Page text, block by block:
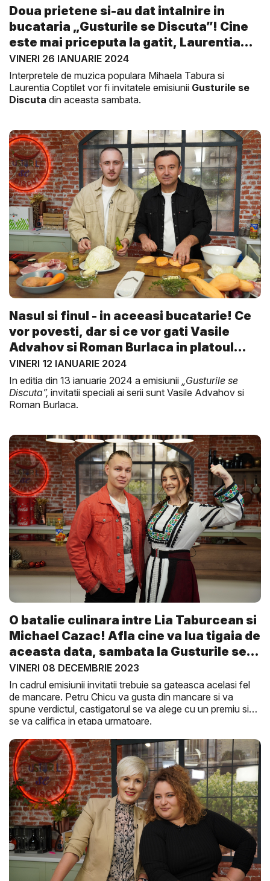
Doua prietene si-au dat intalnire in
bucataria „Gusturile se Discuta”! Cine
este mai priceputa la gatit, Laurentia
C...
VINERI 26 IANUARIE 2024
Interpretele de muzica populara Mihaela Tabura si
Laurentia Coptilet vor fi invitatele emisiunii Gusturile se
Discuta din aceasta sambata.
Nasul si finul - in aceeasi bucatarie! Ce
vor povesti, dar si ce vor gati Vasile
Advahov si Roman Burlaca in platoul
Gu...
VINERI 12 IANUARIE 2024
In editia din 13 ianuarie 2024 a emisiunii „Gusturile se
Discuta”, invitatii speciali ai serii sunt Vasile Advahov si
Roman Burlaca.
O batalie culinara intre Lia Taburcean si
Michael Cazac! Afla cine va lua tigaia de
aceasta data, sambata la Gusturile se
D...
VINERI 08 DECEMBRIE 2023
In cadrul emisiunii invitatii trebuie sa gateasca acelasi fel
de mancare. Petru Chicu va gusta din mancare si va
spune verdictul, castigatorul se va alege cu un premiu si
se va califica in etapa urmatoare.